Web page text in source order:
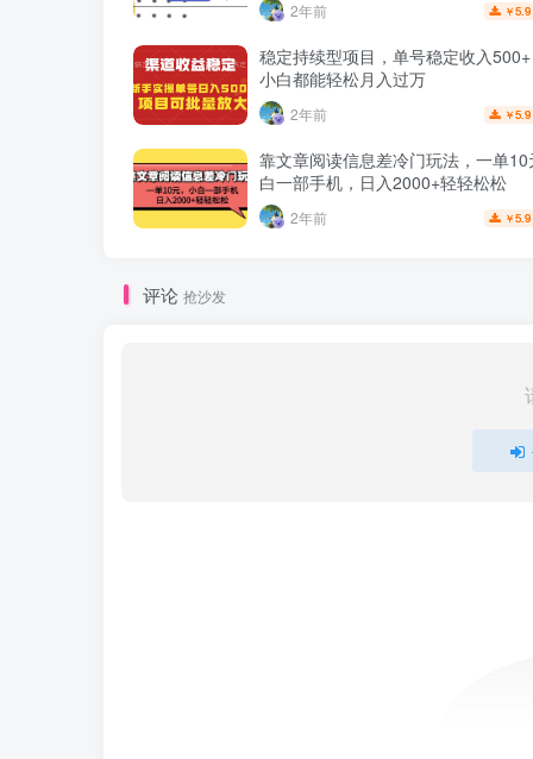
2年前 ￥5.9
稳定持续型项目，单号稳定收入
小白都能轻松月入过万
2年前 ￥5.9
靠文章阅读信息差冷门玩法，一单10
白一部手机，日入2000+轻轻松松
2年前 ￥5.9
评论 抢沙发